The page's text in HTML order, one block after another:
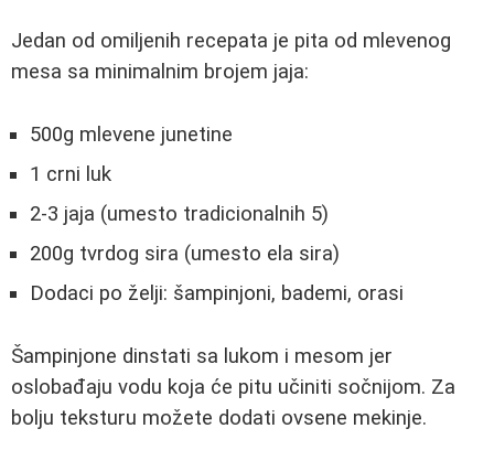
Jedan od omiljenih recepata je pita od mlevenog
mesa sa minimalnim brojem jaja:
500g mlevene junetine
1 crni luk
2-3 jaja (umesto tradicionalnih 5)
200g tvrdog sira (umesto ela sira)
Dodaci po želji: šampinjoni, bademi, orasi
Šampinjone dinstati sa lukom i mesom jer
oslobađaju vodu koja će pitu učiniti sočnijom. Za
bolju teksturu možete dodati ovsene mekinje.